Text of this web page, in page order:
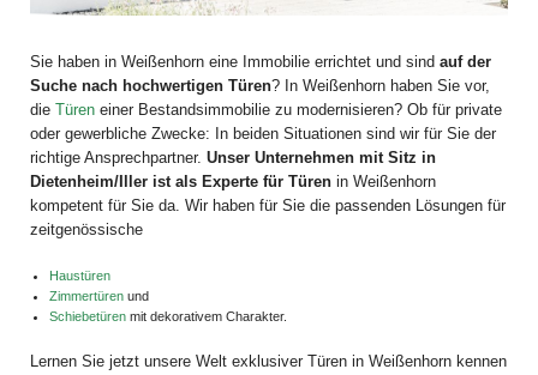
Sie haben in Weißenhorn eine Immobilie errichtet und sind auf der
Suche nach hochwertigen Türen? In Weißenhorn haben Sie vor,
die Türeneiner Bestandsimmobilie zu modernisieren? Ob für private
oder gewerbliche Zwecke: In beiden Situationen sind wir für Sie der
richtige Ansprechpartner. Unser Unternehmen mit Sitz in
Dietenheim/Iller ist als Experte für Türenin Weißenhorn
kompetent für Sie da. Wir haben für Sie die passenden Lösungen für
zeitgenössische
Haustüren
Zimmertüren und
Schiebetüren mit dekorativem Charakter.
Lernen Sie jetzt unsere Welt exklusiver Türen in Weißenhorn kennen